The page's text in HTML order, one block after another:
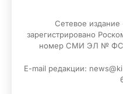
Сетевое издание
зарегистрировано
номер СМИ ЭЛ № ФС
E-mail редакции: